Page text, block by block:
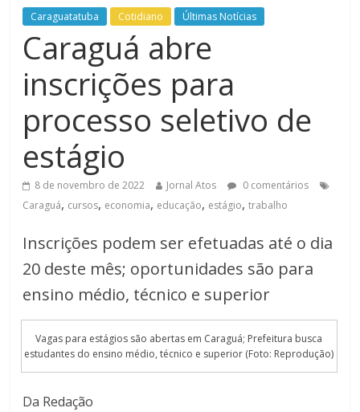
Caraguatatuba Cotidiano Últimas Notícias
Caraguá abre
inscrições para
processo seletivo de
estágio
8 de novembro de 2022 Jornal Atos
0 comentários
Caraguá, cursos, economia, educação, estágio,trabalho
Inscrições podem ser efetuadas até o dia
20 deste mês; oportunidades são para
ensino médio, técnico e superior
Vagas para estágios são abertas em Caraguá; Prefeitura busca
estudantes do ensino médio, técnico e superior (Foto: Reprodução)
Da Redação